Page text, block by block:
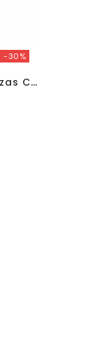
-30%
S
Ofá Chaise Longue 3 Plazas Cancún